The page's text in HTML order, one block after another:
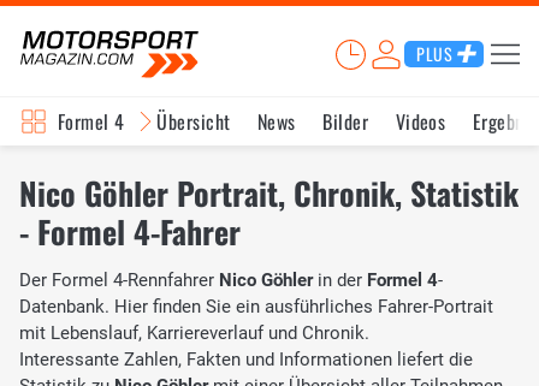
PLUS
Formel 4 Übersicht News Bilder Videos
Nico Göhler Portrait, Chronik, Statistik
- Formel 4-Fahrer
Der Formel 4-Rennfahrer Nico Göhlerin der Formel 4-
Datenbank. Hier finden Sie ein ausführliches Fahrer-Portrait
mit Lebenslauf, Karriereverlauf und Chronik.
Interessante Zahlen, Fakten und Informationen liefert die